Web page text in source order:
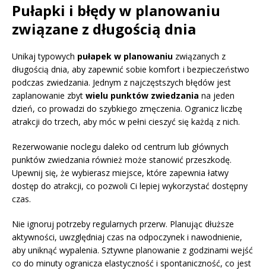
Pułapki i błędy w planowaniu
związane z długością dnia
Unikaj typowych pułapek w planowaniu związanych z
długością dnia, aby zapewnić sobie komfort i bezpieczeństwo
podczas zwiedzania. Jednym z najczęstszych błędów jest
zaplanowanie zbyt wielu punktów zwiedzania na jeden
dzień, co prowadzi do szybkiego zmęczenia. Ogranicz liczbę
atrakcji do trzech, aby móc w pełni cieszyć się każdą z nich.
Rezerwowanie noclegu daleko od centrum lub głównych
punktów zwiedzania również może stanowić przeszkodę.
Upewnij się, że wybierasz miejsce, które zapewnia łatwy
dostęp do atrakcji, co pozwoli Ci lepiej wykorzystać dostępny
czas.
Nie ignoruj potrzeby regularnych przerw. Planując dłuższe
aktywności, uwzględniaj czas na odpoczynek i nawodnienie,
aby uniknąć wypalenia. Sztywne planowanie z godzinami wejść
co do minuty ogranicza elastyczność i spontaniczność, co jest